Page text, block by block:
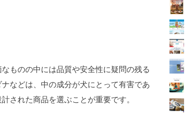
ものの中には品質や安全性に疑問の残る
などは、中の成分が犬にとって有害であ
された商品を選ぶことが重要です。